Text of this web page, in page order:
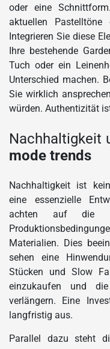
oder eine
aktuellen
Integrieren Sie diese
Ihre bestehende
Tuch oder ein
Unterschied machen.
Sie wirklich
würden. Authentizität
Nachhaltigkeit
mode trends
Nachhaltigkeit ist
eine essenzielle
achten auf die
Materialien. Dies
sehen eine
Stücken und Slow
einzukaufen und
verlängern. Eine
langfristig aus.
Parallel dazu steht